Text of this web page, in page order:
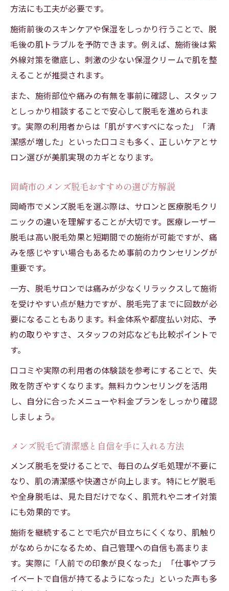
肌トラブルを防ぐための賢いメンズ脱毛術
自己処理とプロのメンズ脱毛の違いを比較
岡崎市で人気の脱毛法とその選び方ガイド
医療脱毛と美容サロンの違いを徹底比較
メンズ脱毛で選ぶべき医療脱毛の特徴とは
岡崎市の美容脱毛サロンと医療脱毛の違い
メンズ脱毛選びで失敗しない比較ポイント
医療脱毛とサロン脱毛のメリットを検証
岡崎市で自分に合ったメンズ脱毛法を探す
清潔感アップに役立つメンズ美容脱毛の選び方
清潔感を重視するメンズ脱毛の選び方とは
肌質別に最適なメンズ脱毛法を徹底解説
口コミで評判の高いメンズ脱毛店の見極め
方
方法にも工夫が必要です。
施術前後のスキンケアや保湿をしっかり行うことで、脱
毛後の肌トラブルを予防できます。例えば、施術後は紫
外線対策を徹底し、刺激の少ない保湿クリームで肌を整
えることが推奨されます。
また、施術部位や痛みの有無を事前に確認し、スタッフ
としっかり相談することで安心して脱毛を進められま
す。実際の利用者からは「肌がすべすべになった」「清
潔感が増した」といった口コミも多く、正しいケアとサ
ロン選びが美肌実現のカギとなります。
岡崎市のメンズ脱毛おすすめの選び方解説
岡崎市でメンズ脱毛を選ぶ際は、サロンと医療脱毛クリ
ニックの違いを理解することが大切です。医療レーザー
脱毛は高い脱毛効果と短期間での施術が可能ですが、痛
みを感じやすい場合もあるため事前のカウンセリングが
重要です。
一方、脱毛サロンでは痛みが少なくリラックスして施術
を受けやすい点が魅力ですが、脱毛完了までに回数が必
要になることもあります。料金体系や都度払い対応、予
約の取りやすさ、スタッフの対応なども比較ポイントで
す。
口コミや実際の利用者の体験談を参考にすることで、失
敗を防ぎやすくなります。無料カウンセリングを活用
し、自分に合ったメニューや料金プランをしっかり確認
しましょう。
メンズ脱毛で清潔感と自信を手に入れる方法
メンズ脱毛を受けることで、毎日のムダ毛処理が不要に
なり、肌の清潔感や快適さが向上します。特にヒゲ脱毛
や全身脱毛は、見た目だけでなく、肌荒れやニオイ対策
にも効果的です。
施術を継続することで毛穴が目立ちにくくなり、肌触り
がなめらかになるため、自己管理への自信も高まりま
す。実際に「人前での印象が良くなった」「仕事やプラ
イベートで自信が持てるようになった」といった声も多